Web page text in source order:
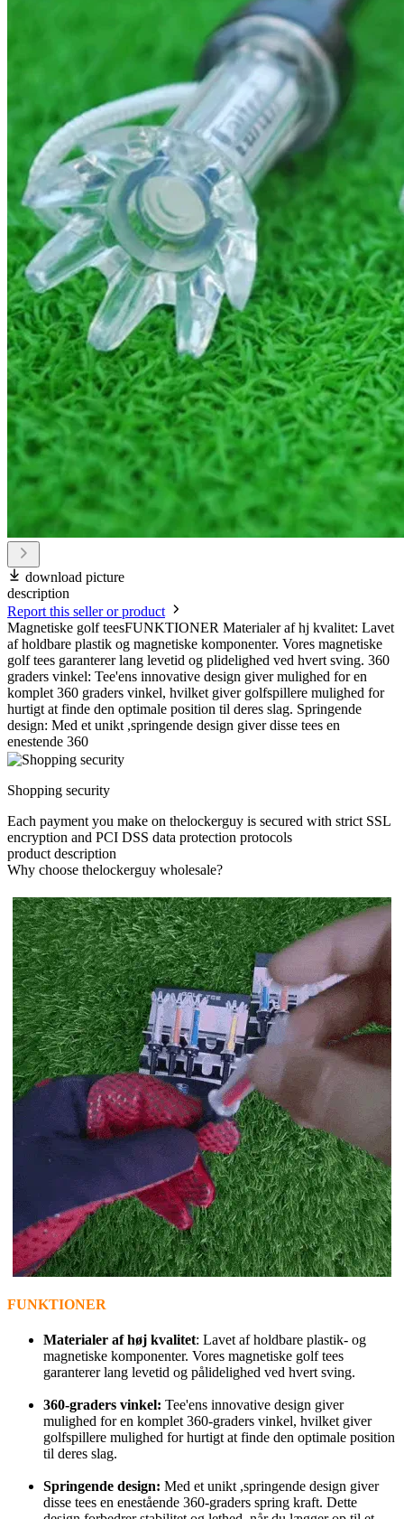
download picture
description
Report this seller or product
Magnetiske golf teesFUNKTIONER Materialer af hj kvalitet: Lavet
af holdbare plastik og magnetiske komponenter. Vores magnetiske
golf tees garanterer lang levetid og plidelighed ved hvert sving. 360
graders vinkel: Tee'ens innovative design giver mulighed for en
komplet 360 graders vinkel, hvilket giver golfspillere mulighed for
hurtigt at finde den optimale position til deres slag. Springende
design: Med et unikt ,springende design giver disse tees en
enestende 360
Shopping security
Each payment you make on thelockerguy is secured with strict SSL
encryption and PCI DSS data protection protocols
product description
Why choose thelockerguy wholesale?
FUNKTIONER
Materialer af høj kvalitet: Lavet af holdbare plastik- og
magnetiske komponenter. Vores magnetiske golf tees
garanterer lang levetid og pålidelighed ved hvert sving.
360-graders vinkel: Tee'ens innovative design giver
mulighed for en komplet 360-graders vinkel, hvilket giver
golfspillere mulighed for hurtigt at finde den optimale position
til deres slag.
Springende design: Med et unikt ,springende design giver
disse tees en enestående 360-graders spring kraft. Dette